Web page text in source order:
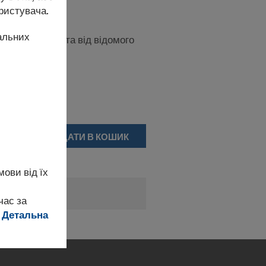
плита від відомого
ДОДАТИ В КОШИК
від їх
за
Детальна